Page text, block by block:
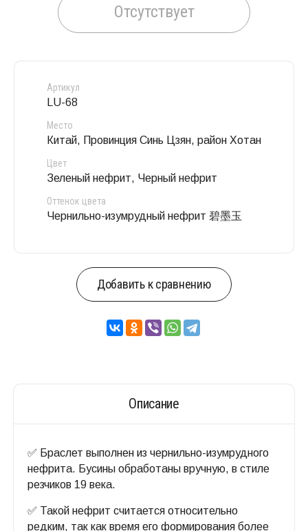
Отсутствует
Артикул
LU-68
Место
Китай, Провинция Синь Цзян, район Хотан
Цвет
Зеленый нефрит, Черный нефрит
Оттенок цвета
Чернильно-изумрудный нефрит 碧墨玉
Добавить к сравнению
Описание
✅ Браслет выполнен из чернильно-изумрудного
нефрита. Бусины обработаны вручную, в стиле
резчиков 19 века.
✅ Такой нефрит считается относительно
редким, так как время его формирования более